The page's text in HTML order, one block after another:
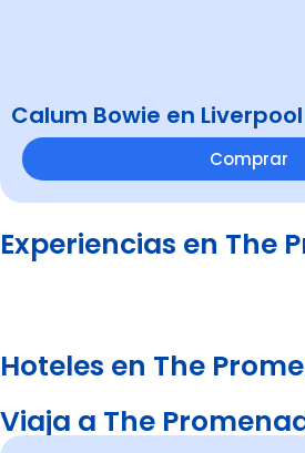
Calum Bowie en
Comprar
Experiencias en The
Hoteles en The
Viaja a The